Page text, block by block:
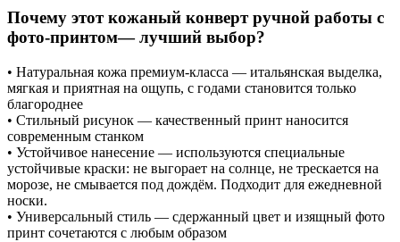
Почему этот кожаный конверт ручной работы с
фото-принтом— лучший выбор?
• Натуральная кожа премиум-класса — итальянская выделка,
мягкая и приятная на ощупь, с годами становится только
благороднее
• Стильный рисунок — качественный принт наносится
современным станком
• Устойчивое нанесение — используются специальные
устойчивые краски: не выгорает на солнце, не трескается на
морозе, не смывается под дождём. Подходит для ежедневной
носки.
• Универсальный стиль — сдержанный цвет и изящный фото
принт сочетаются с любым образом